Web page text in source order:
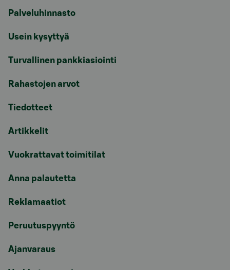
Palveluhinnasto
Usein kysyttyä
Turvallinen pankkiasiointi
Rahastojen arvot
Tiedotteet
Artikkelit
Vuokrattavat toimitilat
Anna palautetta
Reklamaatiot
Peruutuspyyntö
Ajanvaraus